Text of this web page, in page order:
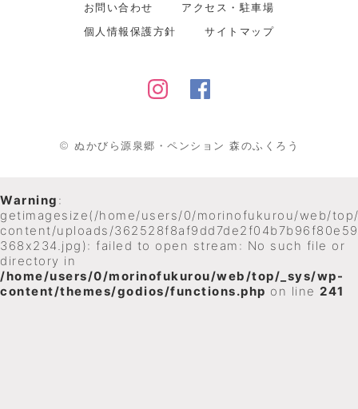
お問い合わせ
アクセス・駐車場
個人情報保護方針
サイトマップ
© ぬかびら源泉郷・ペンション 森のふくろう
Warning :
getimagesize(/home/users/0/morinofukurou/web/
content/uploads/
368x234.jpg): failed to open stream: No such file or
directory in
/home/users/0/morinofukurou/web/top/_sys/wp-
content/themes/godios/functions.php on line 241